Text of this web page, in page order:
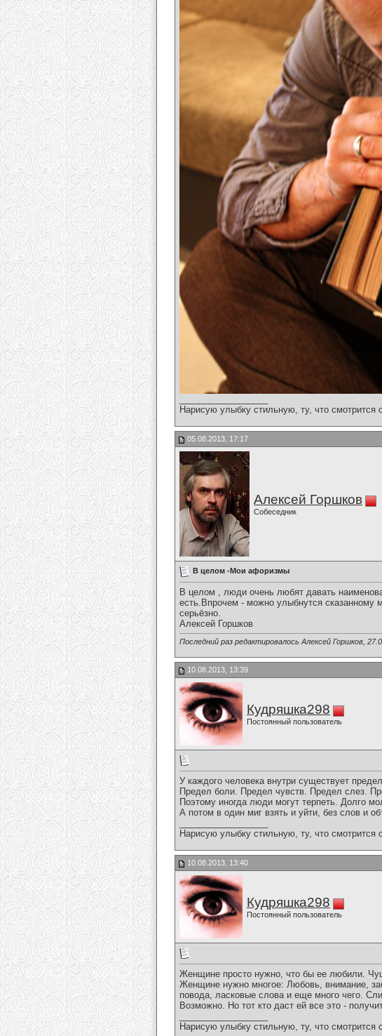
Нарисую улыбку стильную, ту, что смотрится
05.08.2013, 17:17
Алексей Горшков
Собеседник
В целом -Мои афоризмы
В целом , люди очень любят давать
есть.Впрочем - можно улыбнутся сказанному
серьёзно.
Алексей Горшков
Последний раз редактировалось Алексей Горшков,
10.08.2013, 13:39
Кудряшка298
Постоянный пользователь
У каждого человека внутри существует
Предел боли. Предел чувств. Предел слез.
Поэтому иногда люди могут терпеть. Долго
А потом в один миг взять и уйти, без слов и
Нарисую улыбку стильную, ту, что смотрится
10.08.2013, 13:40
Кудряшка298
Постоянный пользователь
Женщине просто нужно, что бы ее любили.
Женщине нужно многое: Любовь, внимание,
повода, ласковые слова и еще много чего.
Возможно. Но тот кто даст ей все это -
Нарисую улыбку стильную, ту, что смотрится